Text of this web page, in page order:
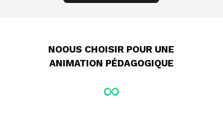
NOOUS CHOISIR POUR UNE
ANIMATION PÉDAGOGIQUE